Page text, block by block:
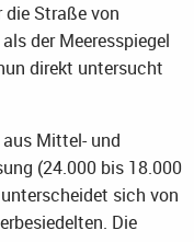
Straße von
der Meeresspiegel
direkt untersucht
Mittel- und
(24.000 bis 18.000
sich von
Die